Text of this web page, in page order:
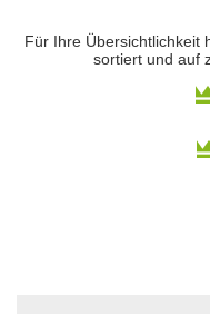
Für Ihre Übersichtlichkeit
sortiert und auf